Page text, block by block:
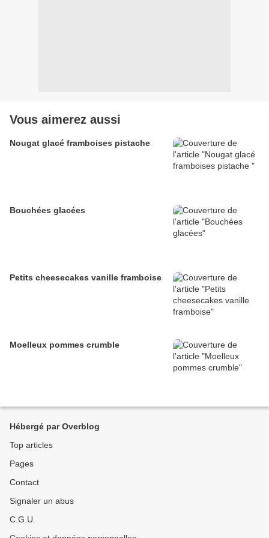
Vous aimerez aussi
Nougat glacé framboises pistache
Bouchées glacées
Petits cheesecakes vanille framboise
Moelleux pommes crumble
Hébergé par Overblog
Top articles
Pages
Contact
Signaler un abus
C.G.U.